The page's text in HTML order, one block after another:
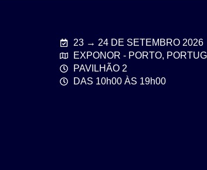
23 → 24 DE SETEMBRO 2026
EXPONOR - PORTO,
PAVILHÃO 2
DAS 10h00 ÀS 19h00